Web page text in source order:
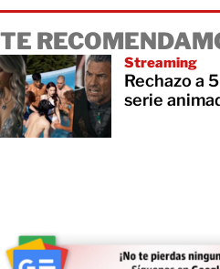
TE
Streaming
Rechazo a
serie